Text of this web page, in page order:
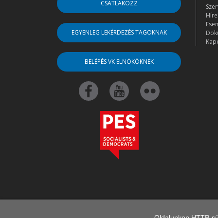
CSATLAKOZZ
EGYENLEG LEKÉRDEZÉS TAGOKNAK
BELÉPÉS VK ELNÖKÖKNEK